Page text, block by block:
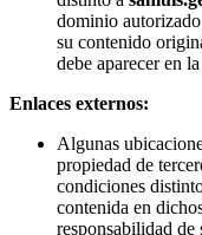
dominio
su contenido
debe aparecer en
Enlaces externos:
Algunas
propiedad de
condiciones
contenida en
responsabilidad de